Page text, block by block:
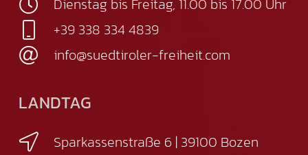
Dienstag bis Freitag, 11.00 bis 17.00 Uhr
+39 338 334 4839
info@suedtiroler-freiheit.com
LANDTAG
Sparkassenstraße 6 | 39100 Bozen